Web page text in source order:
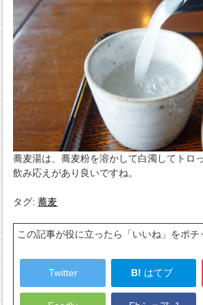
蕎麦湯は、蕎麦粉を溶かして白濁してトロ
飲み応えがあり良いですね。
タグ:蕎麦
この記事が役に立ったら「いいね」をポチ
Twitter B! はてブ